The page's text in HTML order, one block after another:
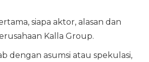
siapa aktor, alasan dan
Kalla Group.
dengan asumsi atau spekulasi,